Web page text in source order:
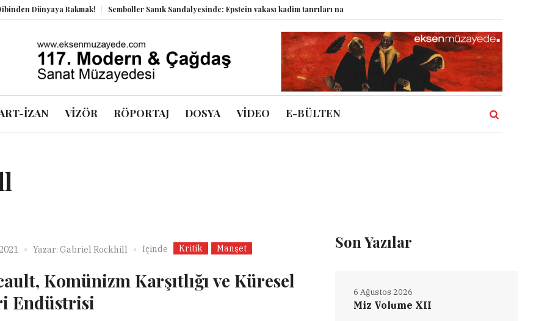
Dünyaya Bakmak! Semboller Sanık Sandalyesinde: Epstein vakası kadim tanrıları nasıl komplo kanıtına dönüştürdü?
İZAN VİZÖR RÖPORTAJ DOSYA VİDEO E-BÜLTEN
Yazar: Gabriel Rockhill İçinde Kritik Manşet
Komünizm Karşıtlığı ve Küresel
Endüstrisi
Son Yazılar
Miz Volume XII
6 Ağustos 2026